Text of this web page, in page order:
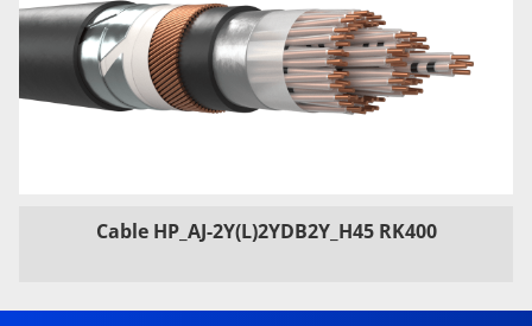
Cable HP_AJ-2Y(L)2YDB2Y_H45 RK400